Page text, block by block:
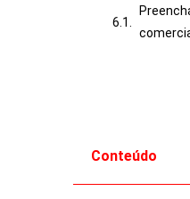
Conteúdo